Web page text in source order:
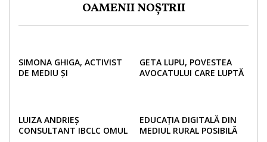
OAMENII NOȘTRII
SIMONA GHIGA, ACTIVIST
DE MEDIU ȘI
VERDE!
GETA LUPU, POVESTEA
AVOCATULUI CARE LUPTĂ
LUIZA ANDRIEȘ
CONSULTANT IBCLC OMUL
EDUCAȚIA DIGITALĂ DIN
MEDIUL RURAL POSIBILĂ